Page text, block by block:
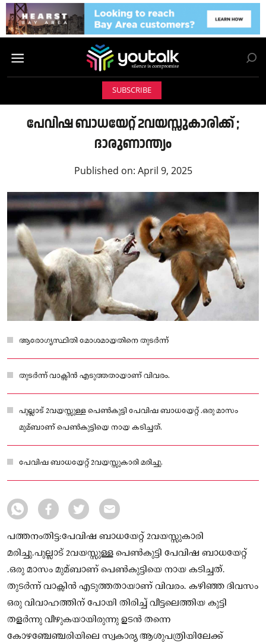
SUBSCRIBE
പേവിഷ ബാധയേറ്റ് 2വയസ്സുകാരിക്ക് ;
ദാരുണാന്ത്യം
Published on: April 9, 2025
ആരോഗ്യസ്ഥിതി മോശമായതിനെ തുടർന്ന്
തുടർന്ന് വാക്സിൻ എടുത്തതായാണ് വിവരം.
പുല്ലാട് 2വയസ്സുള്ള പെൺകുട്ടി പേവിഷ ബാധയേറ്റ് .ഒരു മാസം
മുമ്ബാണ് പെൺകുട്ടിയെ നായ കടിച്ചത്.
പേവിഷ ബാധയേറ്റ് 2വയസ്സുകാരി മരിച്ചു.
പത്തനംതിട്ട:പേവിഷ ബാധയേറ്റ് 2വയസ്സുകാരി
മരിച്ചു.പുല്ലാട് 2വയസ്സുള്ള പെൺകുട്ടി പേവിഷ ബാധയേറ്റ്
.ഒരു മാസം മുമ്ബാണ് പെൺകുട്ടിയെ നായ കടിച്ചത്.
തുടർന്ന് വാക്സിൻ എടുത്തതായാണ് വിവരം. കഴിഞ്ഞ ദിവസം
ഒരു വിവാഹത്തിന് പോയി തിരിച്ച് വീട്ടലെത്തിയ കുട്ടി
തളർന്നു വീഴുകയായിരുന്നു ഉടൻ തന്നെ
കോഴഞ്ചേഞ്ചരിയിലെ സ്വകാര്യ ആശുപത്രിയിലേക്ക്